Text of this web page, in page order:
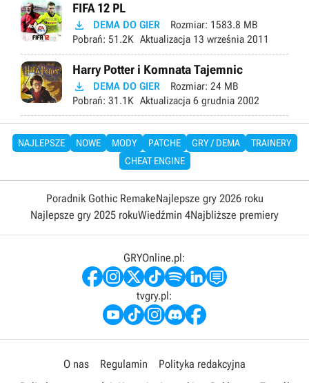
FIFA 12 PL
 DEMA DO GIER Rozmiar: 1583.8 MB
Pobrań: 51.2K Aktualizacja 13 września 2011
Harry Potter i Komnata Tajemnic
 DEMA DO GIER Rozmiar: 24 MB
Pobrań: 31.1K Aktualizacja 6 grudnia 2002
NAJLEPSZE NOWE MODY PATCHE GRY / DEMA
TRAINERY
CHEAT ENGINE
Poradnik Gothic RemakeNajlepsze gry 2026 roku
Najlepsze gry 2025 rokuWiedźmin 4Najbliższe premiery
GRYOnline.pl:
tvgry.pl:
O nas Regulamin
Polityka redakcyjna